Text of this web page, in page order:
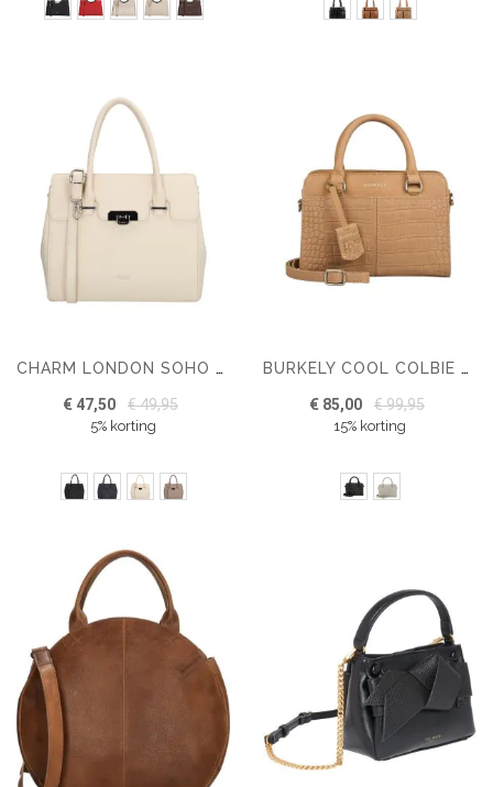
CHARM LONDON SOHO HANDTAS
€ 47,50 € 49,95
5% korting
BURKELY COOL COLBIE HANDBAG SMALL
€ 85,00 € 99,95
15% korting